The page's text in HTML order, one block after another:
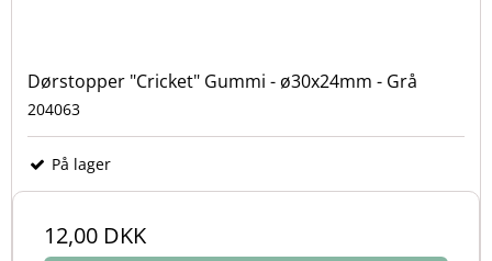
Dørstopper "Cricket" Gummi - ø30x24mm - Grå
204063
På lager
12,00 DKK